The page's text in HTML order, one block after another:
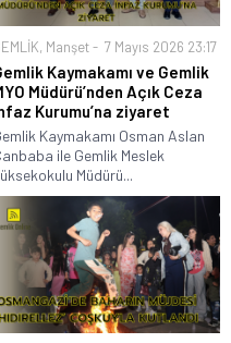
, Manşet 7 Mayıs 2026 23:17
Kaymakamı ve Gemlik
Müdürü’nden Açık Ceza
Kurumu’na ziyaret
Kaymakamı Osman Aslan
ile Gemlik Meslek
Müdürü...